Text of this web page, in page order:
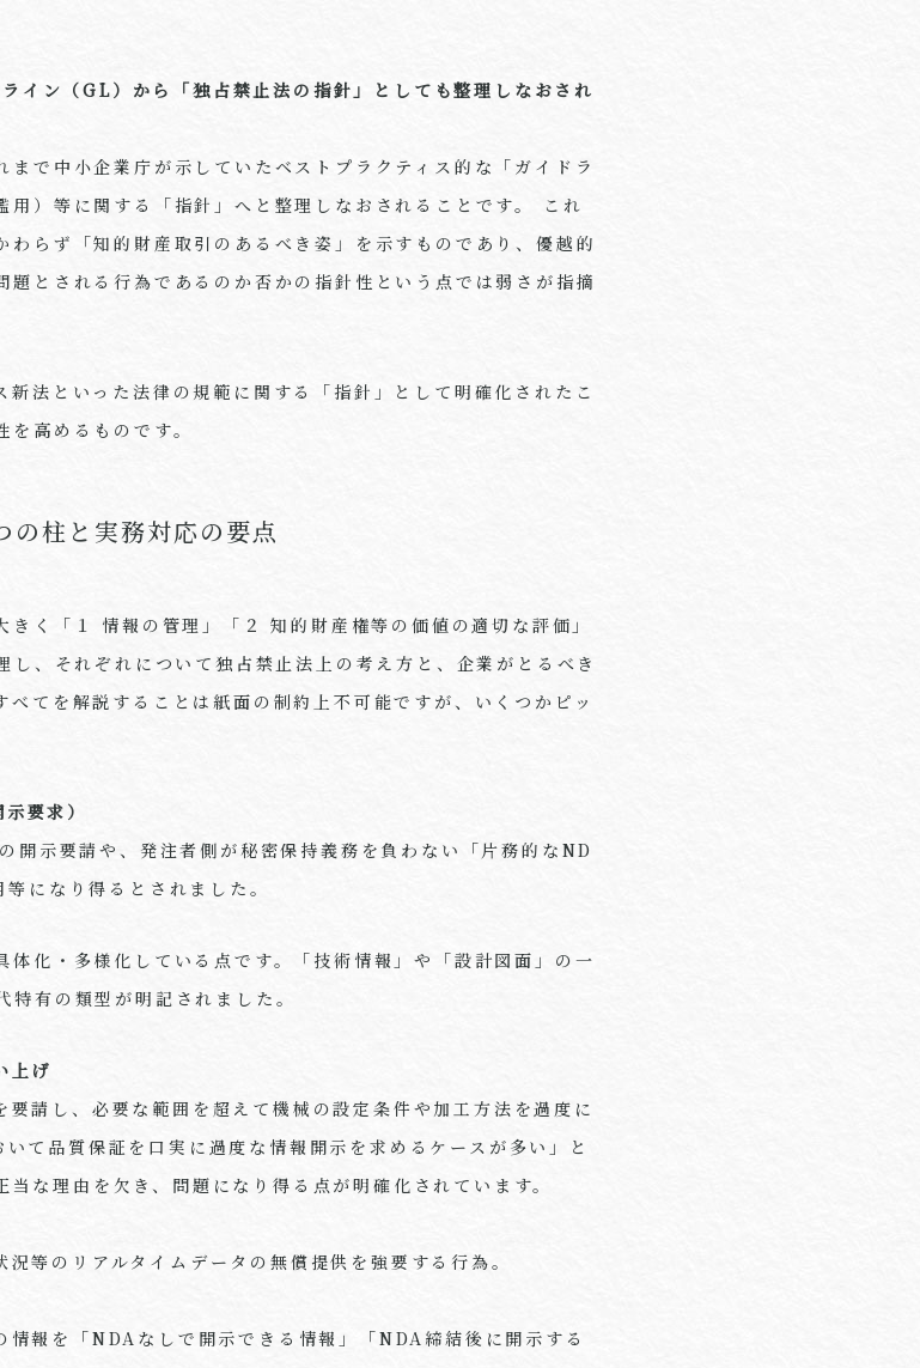
イン（GL）から「独占禁止法の指針」としても整理しなおされ
で中小企業庁が示していたベストプラクティス的な「ガイドラ
用）等に関する「指針」へと整理しなおされることです。 これ
わらず「知的財産取引のあるべき姿」を示すものであり、優越的
とされる行為であるのか否かの指針性という点では弱さが指摘
法といった法律の規範に関する「指針」として明確化されたこ
を高めるものです。
柱と実務対応の要点
く「１ 情報の管理」「２ 知的財産権等の価値の適切な評価」
し、それぞれについて独占禁止法上の考え方と、企業がとるべき
てを解説することは紙面の制約上不可能ですが、いくつかピッ
要求）
開示要請や、発注者側が秘密保持義務を負わない「片務的なND
になり得るとされました。
体化・多様化している点です。「技術情報」や「設計図面」の一
有の類型が明記されました。
上げ
請し、必要な範囲を超えて機械の設定条件や加工方法を過度に
て品質保証を口実に過度な情報開示を求めるケースが多い」と
な理由を欠き、問題になり得る点が明確化されています。
等のリアルタイムデータの無償提供を強要する行為。
報を「NDAなしで開示できる情報」「NDA締結後に開示する